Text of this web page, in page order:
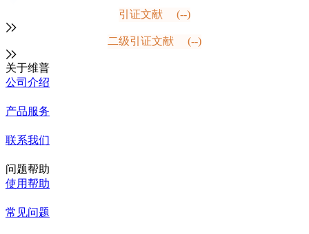
引证文献 (--)
二级引证文献 (--)
关于维普
公司介绍
产品服务
联系我们
问题帮助
使用帮助
常见问题